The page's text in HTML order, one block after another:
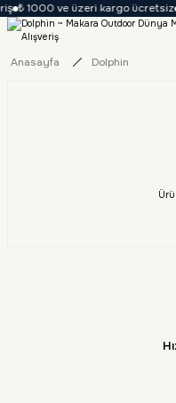
₺ 1000 ve üzeri kargo ücretsiz
Anasayfa Dolphin